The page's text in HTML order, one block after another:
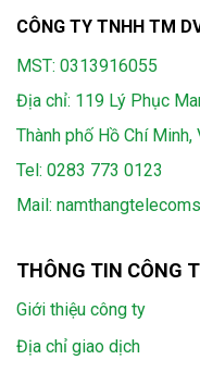
CÔNG TY TNHH TM
MST: 0313916055
Địa chỉ: 119 Lý Phục
Thành phố Hồ Chí Minh,
Tel: 0283 773 0123
Mail:
THÔNG TIN CÔNG
Giới thiệu công ty
Địa chỉ giao dịch